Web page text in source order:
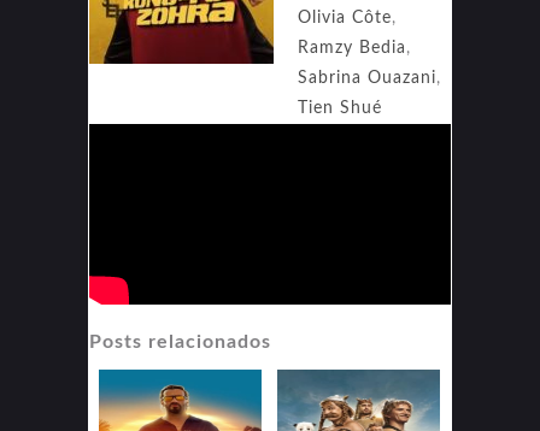
Olivia Côte,
Ramzy Bedia ,
Sabrina Ouazani,
Tien Shué
Posts relacionados